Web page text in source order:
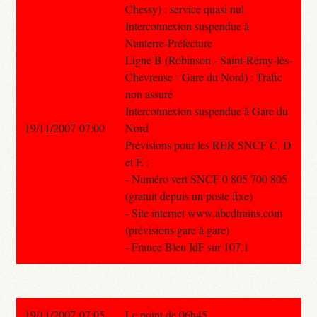
Chessy) : service quasi nul
Interconnexion suspendue à
Nanterre-Préfecture
Ligne B (Robinson - Saint-Rémy-lès-
Chevreuse - Gare du Nord) : Trafic
non assuré
Interconnexion suspendue à Gare du
Nord
Prévisions pour les RER SNCF C, D
et E :
- Numéro vert SNCF 0 805 700 805
(gratuit depuis un poste fixe)
- Site internet www.abcdtrains.com
(prévisions gare à gare)
- France Bleu IdF sur 107.1
19/11/2007 07:00